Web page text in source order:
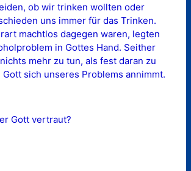
ob wir trinken wollten oder
uns immer für das Trinken.
machtlos dagegen waren, legten
in Gottes Hand. Seither
mehr zu tun, als fest daran zu
Gott sich unseres Problems annimmt.
Gott vertraut?